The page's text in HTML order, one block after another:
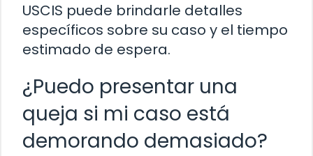
USCIS puede brindarle detalles
específicos sobre su caso y el tiempo
estimado de espera.
¿Puedo presentar una
queja si mi caso está
demorando demasiado?